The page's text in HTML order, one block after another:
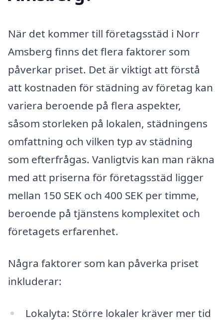
När det kommer till företagsstäd i Norr
Amsberg finns det flera faktorer som
påverkar priset. Det är viktigt att förstå
att kostnaden för städning av företag kan
variera beroende på flera aspekter,
såsom storleken på lokalen, städningens
omfattning och vilken typ av städning
som efterfrågas. Vanligtvis kan man räkna
med att priserna för företagsstäd ligger
mellan 150 SEK och 400 SEK per timme,
beroende på tjänstens komplexitet och
företagets erfarenhet.
Några faktorer som kan påverka priset
inkluderar:
Lokalyta: Större lokaler kräver mer tid